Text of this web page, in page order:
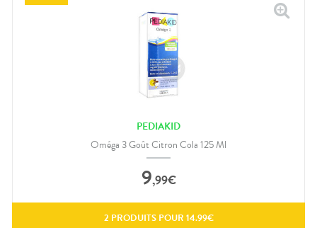
PEDIAKID
Oméga 3 Goût Citron Cola 125 Ml
9,99€
2 PRODUITS POUR 14.99€